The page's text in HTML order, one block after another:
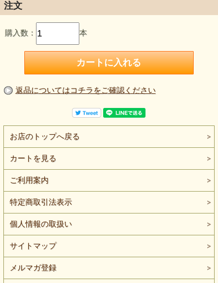
注文
購入数： 本
返品についてはコチラをご確認ください
お店のトップへ戻る
カートを見る
ご利用案内
特定商取引法表示
個人情報の取扱い
サイトマップ
メルマガ登録